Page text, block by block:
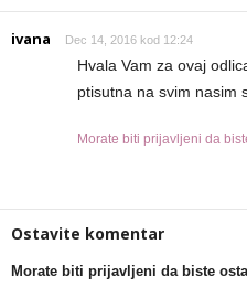
ivana Dec 14, 2016 kod 12:24
Hvala Vam za ovaj
ptisutna na svim nasim
Morate biti prijavljeni da
Ostavite komentar
Morate biti prijavljeni da biste